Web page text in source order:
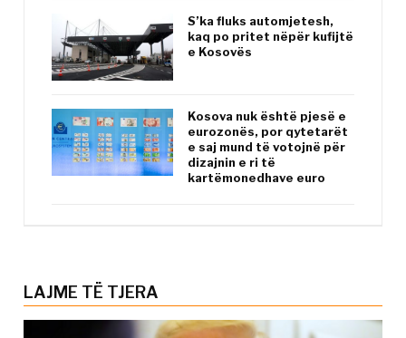
S’ka fluks automjetesh,
kaq po pritet nëpër kufijtë
e Kosovës
Kosova nuk është pjesë e
eurozonës, por qytetarët
e saj mund të votojnë për
dizajnin e ri të
kartëmonedhave euro
LAJME TË TJERA